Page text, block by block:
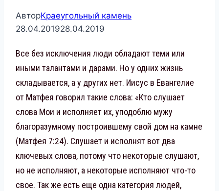
АвторКраеугольный камень
28.04.201928.04.2019
Все без исключения люди обладают теми или
иными талантами и дарами. Но у одних жизнь
складывается, а у других нет. Иисус в Евангелие
от Матфея говорил такие слова: «Кто слушает
слова Мои и исполняет их, уподоблю мужу
благоразумному построившему свой дом на камне
(Матфея 7:24). Слушает и исполнят вот два
ключевых слова, потому что некоторые слушают,
но не исполняют, а некоторые исполняют что-то
свое. Так же есть еще одна категория людей,